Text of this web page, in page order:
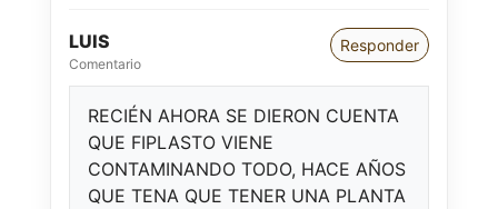
LUIS
Comentario
Responder
RECIÉN AHORA SE DIERON CUENTA
QUE FIPLASTO VIENE
CONTAMINANDO TODO, HACE AÑOS
QUE TENA QUE TENER UNA PLANTA